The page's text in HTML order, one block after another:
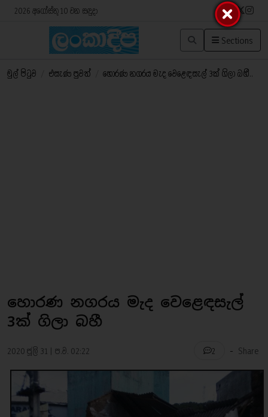
2026 අගෝස්තු 10 වන සඳුදා
Sections
මුල් පිටුව එසැණ පුවත් හොරණ නගරය මැද වෙළෙඳසැල් 3ක් ගිලා බහී..
හොරණ නගරය මැද වෙළෙඳසැල්
3ක් ගිලා බහී
2020 ජූලි 31 | ප.ව. 02:22 2 - Share